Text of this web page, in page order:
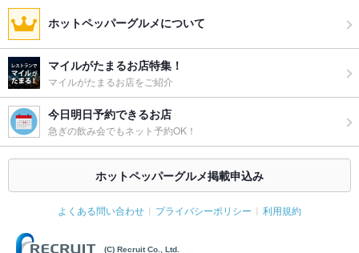
ホットペッパーグルメについて
マイルがたまるお店特集！
マイルがたまるお店をご紹介
今日明日予約できるお店
急ぎの飲み会でもネット予約OK！
ホットペッパーグルメ掲載申込み
よくある問い合わせ プライバシーポリシー 利用規約
(C) Recruit Co., Ltd.